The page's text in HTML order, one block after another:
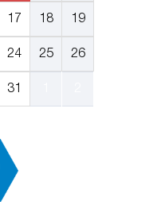
17 18 19
24 25 26
31